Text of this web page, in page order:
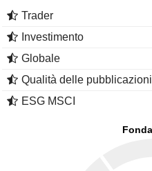
Trader
Investimento
Globale
Qualità delle pubblicazioni
ESG MSCI